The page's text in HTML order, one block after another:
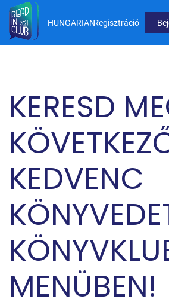
Ugrás
tartalomra
HUNGARIAN
in
Regisztráció
KERESD
KEDVENC
MENÜBEN!